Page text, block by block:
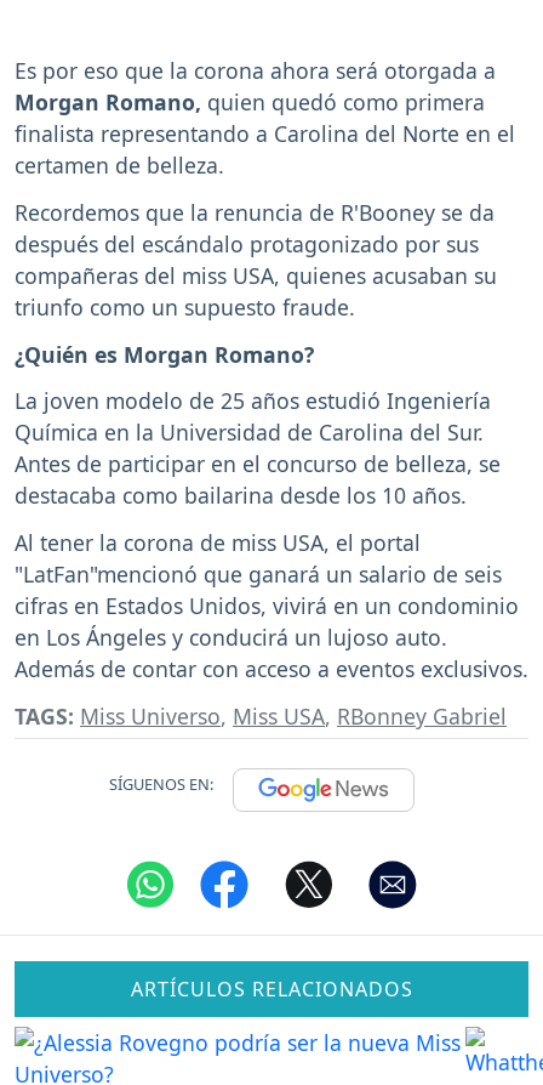
Es por eso que la corona ahora será otorgada a
Morgan Romano, quien quedó como primera
finalista representando a Carolina del Norte en el
certamen de belleza.
Recordemos que la renuncia de R'Booney se da
después del escándalo protagonizado por sus
compañeras del miss USA, quienes acusaban su
triunfo como un supuesto fraude.
¿Quién es Morgan Romano?
La joven modelo de 25 años estudió Ingeniería
Química en la Universidad de Carolina del Sur.
Antes de participar en el concurso de belleza, se
destacaba como bailarina desde los 10 años.
Al tener la corona de miss USA, el portal
"LatFan"mencionó que ganará un salario de seis
cifras en Estados Unidos, vivirá en un condominio
en Los Ángeles y conducirá un lujoso auto.
Además de contar con acceso a eventos exclusivos.
TAGS: Miss Universo, Miss USA, RBonney Gabriel
SÍGUENOS EN:
ARTÍCULOS RELACIONADOS